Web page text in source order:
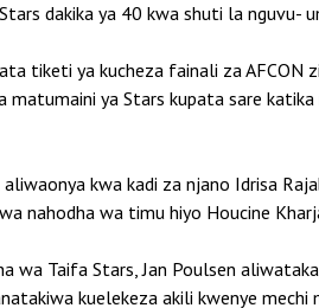
dakika ya 40 kwa shuti la
tiketi ya kucheza fainali za
matumaini ya Stars kupata sare
kwa kadi za njano Idrisa
nahodha wa timu hiyo Houcine
wa Taifa Stars, Jan Poulsen
kuelekeza akili kwenye mechi